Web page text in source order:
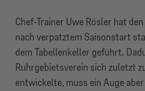
Chef-Trainer Uwe Rösler hat
nach verpatztem Saisonstart
dem Tabellenkeller geführt.
Ruhrgebietsverein sich zuletzt
entwickelte, muss ein Auge